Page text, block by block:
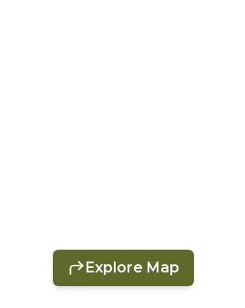
Explore Map